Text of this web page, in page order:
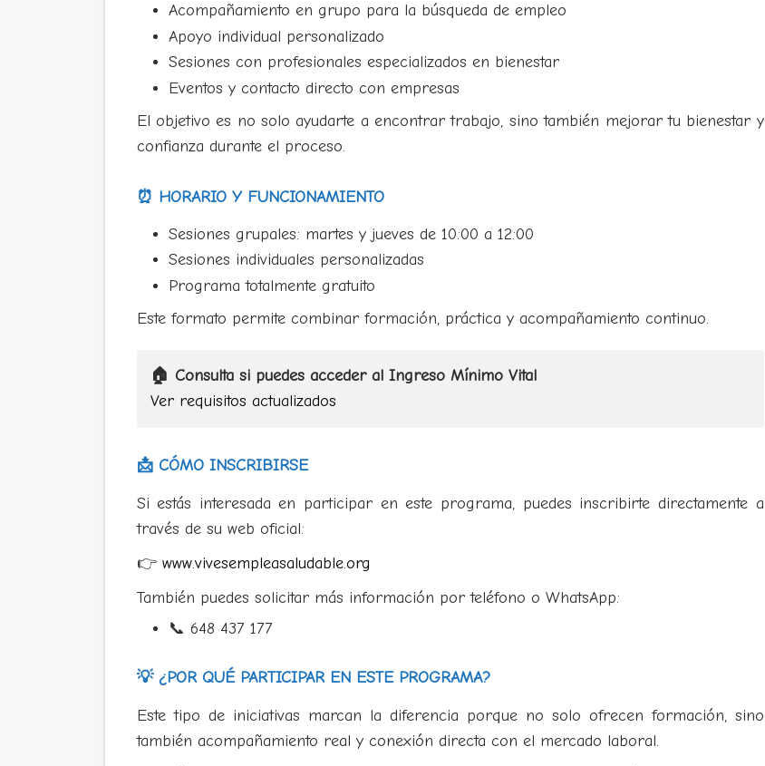
Acompañamiento en grupo para la búsqueda de empleo
Apoyo individual personalizado
Sesiones con profesionales especializados en bienestar
Eventos y contacto directo con empresas
El objetivo es no solo ayudarte a encontrar trabajo, sino también mejorar tu bienestar y
confianza durante el proceso.
⏰ HORARIO Y FUNCIONAMIENTO
Sesiones grupales: martes y jueves de 10:00 a 12:00
Sesiones individuales personalizadas
Programa totalmente gratuito
Este formato permite combinar formación, práctica y acompañamiento continuo.
🏠 Consulta si puedes acceder al Ingreso Mínimo Vital
Ver requisitos actualizados
📩 CÓMO INSCRIBIRSE
Si estás interesada en participar en este programa, puedes inscribirte directamente a
través de su web oficial:
👉 www.vivesempleasaludable.org
También puedes solicitar más información por teléfono o WhatsApp:
📞 648 437 177
💡 ¿POR QUÉ PARTICIPAR EN ESTE PROGRAMA?
Este tipo de iniciativas marcan la diferencia porque no solo ofrecen formación, sino
también acompañamiento real y conexión directa con el mercado laboral.